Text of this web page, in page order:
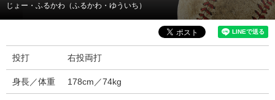
じょー・ふるかわ（ふるかわ・ゆういち）
投打 右投両打
身長／体重 178cm／74kg